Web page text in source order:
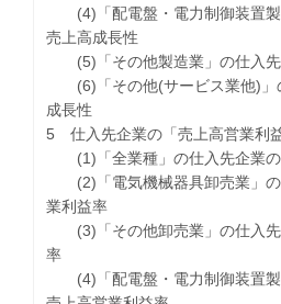
(4)「配電盤・電力制御装置製
売上高成長性
(5)「その他製造業」の仕入先
(6)「その他(サービス業他)」
成長性
5 仕入先企業の「売上高営業利
(1)「全業種」の仕入先企業の
(2)「電気機械器具卸売業」の
業利益率
(3)「その他卸売業」の仕入先
率
(4)「配電盤・電力制御装置製